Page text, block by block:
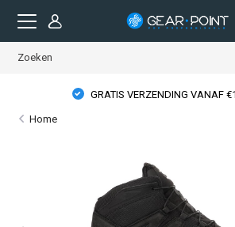
GRATIS VERZENDING VANAF
Home